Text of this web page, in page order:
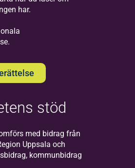
Södertälje
Välkommen till oss
Södertälje!
har.
stöd
med bidrag från
Uppsala och
kommunbidrag